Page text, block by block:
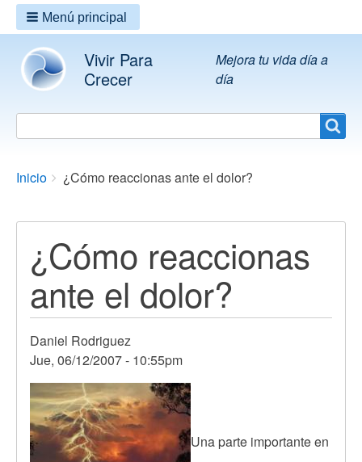
Vivir Para
Crecer
Mejora tu vida día a
día
Search
Menú principal
Breadcrumbs
You
Inicio ¿Cómo reaccionas ante el dolor?
¿Cómo reaccionas
ante el dolor?
Daniel Rodriguez
Jue, 06/12/2007 - 10:55pm
Una parte importante en